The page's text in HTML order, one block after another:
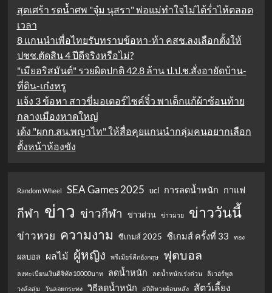
สุดเศร้า รดน้ำศพ "จุ๋ม นุสรา" พ่อแม่ทำใจไม่ได้ร่ำไห้ตลอด
เวลา
8 แกนนำเพื่อไทยรับทราบข้อหา-ท้า คสช.ลงเลือกตั้งให้
ปชช.ตัดสิน 4 ปีดีจริงหรือไม่?
"เมียอริสมันต์" รวยผิดปกติ 42.8 ล้าน ป.ป.ช.สั่งอายัดบ้าน-
ที่ดิน-เก๋งหรู
แจ้ง 3 ข้อหา สาวขี่มอเตอร์ไซค์จิ๋ว พาเด็กแก้ผ้าซ้อนท้าย
กลางเมืองหาดใหญ่
เด้ง "ผกก.สน.พญาไท" ให้สื่อคุยแกนนำกลุ่มคนอยากเลือก
ตั้งหน้าห้องขัง
Random Wheel SEA Games 2025 ucl การลดน้ำหนัก กาแฟ
กีฬา ข่าว ข่าวกีฬา ข่าวด่วน ข่าวมวย ข่าววันนี้
ข่าวหวย ความงาม ซีเกมส์ 2025 ซีเกมส์ ครั้งที่ 33 ทอง
ผลบอล ผลไม้ ผู้หญิง พรีเมียร์ลีกอังกฤษ ฟุตบอล
ลงทะเบียนเงินดิจิทัล10000บาท ลดน้ำหนัก ลดน้ำหนักเร่งด่วน
ลิเวอร์พูล
วงล้อสุ่ม
วันลอยกระทง วิธีลดน้ำหนัก สถิติหวยย้อนหลัง สัตว์เลี้ยง